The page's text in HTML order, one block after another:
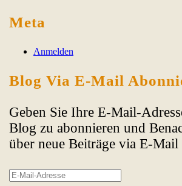
Meta
Anmelden
Blog Via E-Mail
Geben Sie Ihre E-Mail-
Blog zu abonnieren und
über neue Beiträge via E-Mail
E-